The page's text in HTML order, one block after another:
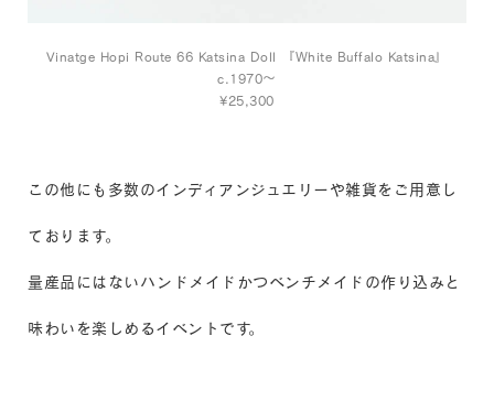
Vinatge Hopi Route 66 Katsina Doll 『White Buffalo Katsina』
c.1970～
¥25,300
この他にも多数のインディアンジュエリーや雑貨をご用意し
ております。
量産品にはないハンドメイドかつベンチメイドの作り込みと
味わいを楽しめるイベントです。